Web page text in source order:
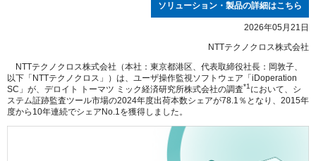
ソリューション・製品の詳細はこちら
2026年05月21日
NTTテクノクロス株式会社
NTTテクノクロス株式会社（本社：東京都港区、代表取締役社長：岡敦子、
以下「NTTテクノクロス」）は、ユーザ操作監視ソフトウェア「iDoperation
SC」が、デロイト トーマツ ミック経済研究所株式会社の調査*1において、シ
ステム証跡監査ツール市場の2024年度出荷本数シェアが78.1％となり、2015年
度から10年連続でシェアNo.1を獲得しました。